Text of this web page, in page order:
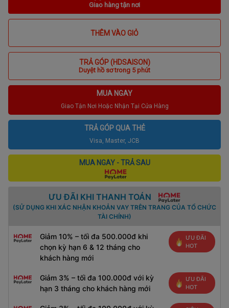
Giao hàng tận nơi
THÊM VÀO GIỎ
TRẢ GÓP (HDSAISON)
Duyệt hồ sơ trong 5 phút
MUA NGAY
Giao Tận Nơi Hoặc Nhận Tại Cửa Hàng
TRẢ GÓP QUA THẺ
Visa, Master, JCB
MUA NGAY - TRẢ SAU
ƯU ĐÃI KHI THANH TOÁN
(SỬ DỤNG KHI XÁC NHẬN KHOẢN VAY TRÊN TRANG CỦA TỔ CHỨC
TÀI CHÍNH)
Giảm 10% – tối đa 500.000đ khi
chọn kỳ hạn 6 & 12 tháng cho
khách hàng mới
ƯU ĐÃI
HOT
Giảm 3% – tối đa 100.000đ với kỳ
hạn 3 tháng cho khách hàng mới
ƯU ĐÃI
HOT